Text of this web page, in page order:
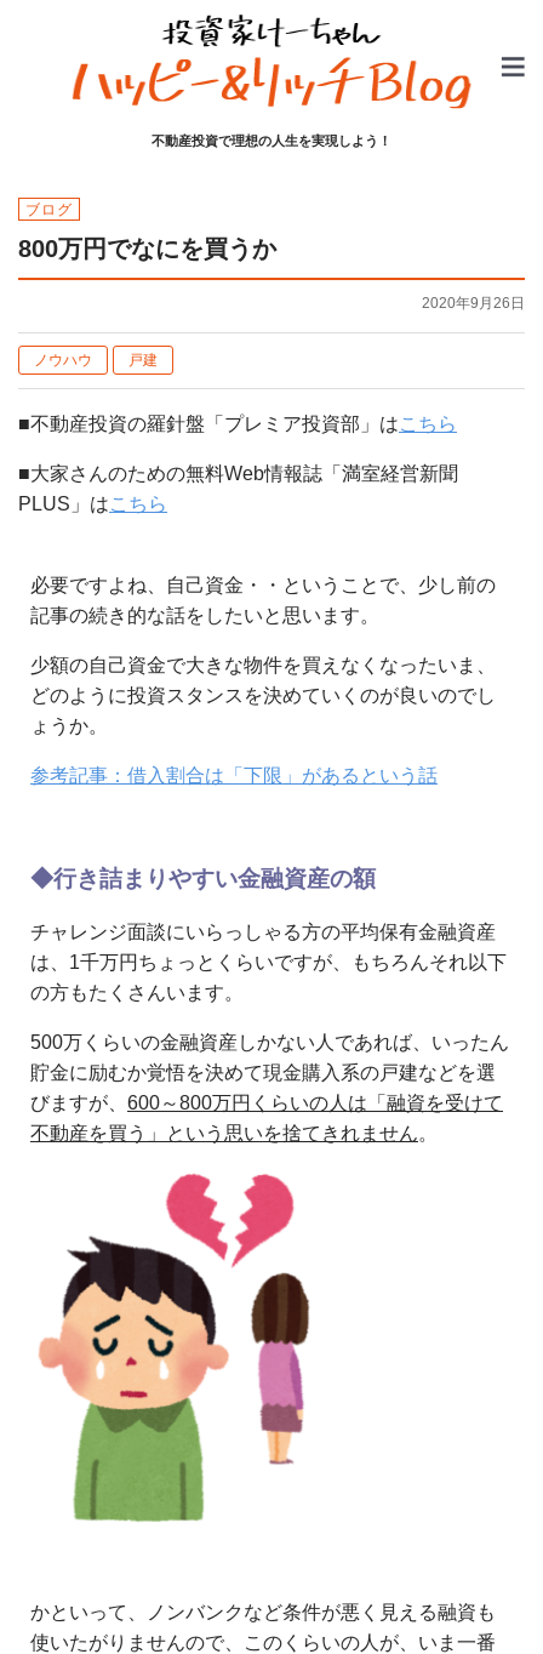
不動産投資で理想の人生を実現しよう！
ブログ
800万円でなにを買うか
2020年9月26日
ノウハウ 戸建
■不動産投資の羅針盤「プレミア投資部」はこちら
■大家さんのための無料Web情報誌「満室経営新聞
PLUS」はこちら
必要ですよね、自己資金・・ということで、少し前の
記事の続き的な話をしたいと思います。
少額の自己資金で大きな物件を買えなくなったいま、
どのように投資スタンスを決めていくのが良いのでし
ょうか。
参考記事：借入割合は「下限」があるという話
◆行き詰まりやすい金融資産の額
チャレンジ面談にいらっしゃる方の平均保有金融資産
は、1千万円ちょっとくらいですが、もちろんそれ以下
の方もたくさんいます。
500万くらいの金融資産しかない人であれば、いったん
貯金に励むか覚悟を決めて現金購入系の戸建などを選
びますが、 600～800万円くらいの人は「融資を受けて
不動産を買う」という思いを捨てきれません。
かといって、ノンバンクなど条件が悪く見える融資も
使いたがりませんので、このくらいの人が、いま一番